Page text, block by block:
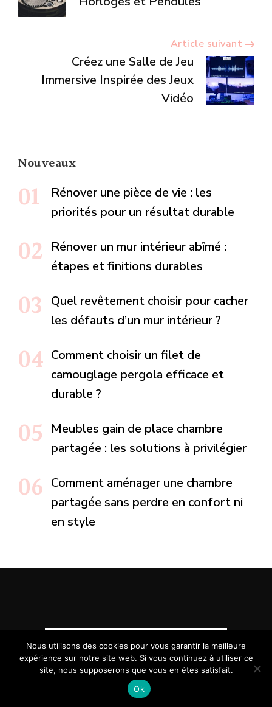
Article suivant
Créez une Salle de Jeu
Immersive Inspirée des Jeux
Vidéo
Nouveaux
Rénover une pièce de vie : les
priorités pour un résultat durable
Rénover un mur intérieur abîmé :
étapes et finitions durables
Quel revêtement choisir pour cacher
les défauts d’un mur intérieur ?
Comment choisir un filet de
camouglage pergola efficace et
durable ?
Meubles gain de place chambre
partagée : les solutions à privilégier
Comment aménager une chambre
partagée sans perdre en confort ni
en style
Nous utilisons des cookies pour vous garantir la meilleure
expérience sur notre site web. Si vous continuez à utiliser ce
site, nous supposerons que vous en êtes satisfait.
Ok